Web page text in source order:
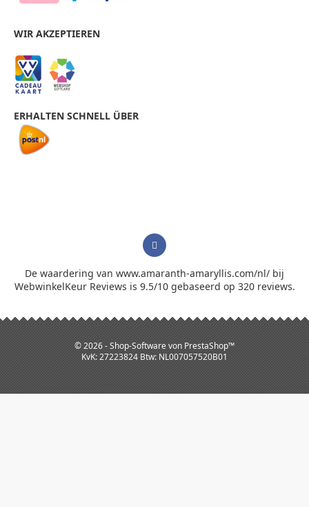
WIR AKZEPTIEREN
ERHALTEN SCHNELL ÜBER
De waardering van www.amaranth-amaryllis.com/nl/ bij
WebwinkelKeur Reviews is 9.5/10 gebaseerd op 320 reviews.
© 2026 - Shop-Software von PrestaShop™
KvK: 27223824 Btw: NL007057520B01